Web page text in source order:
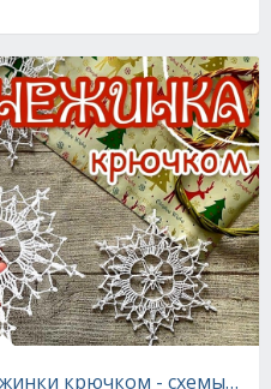
крючком - схемы и